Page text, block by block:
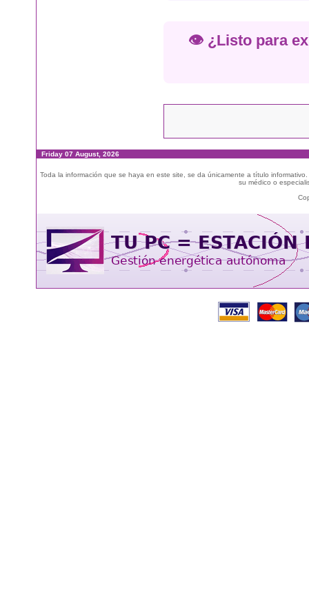
👁️ ¿Listo para
Friday 07 August, 2026
Toda la información que se haya en este site, se da únicamente a título
su médico o